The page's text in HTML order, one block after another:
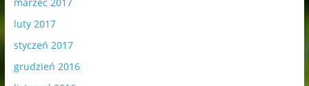
marzec 2017
luty 2017
styczeń 2017
grudzień 2016